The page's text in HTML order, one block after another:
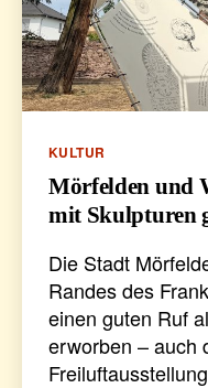
Kategorien
KULTUR
Mörfelden und
mit Skulpturen
Die Stadt
Randes des
einen guten Ruf
erworben – auch